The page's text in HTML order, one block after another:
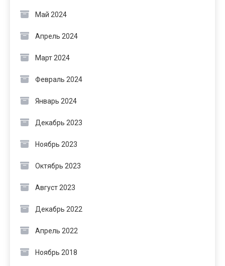
Май 2024
Апрель 2024
Март 2024
Февраль 2024
Январь 2024
Декабрь 2023
Ноябрь 2023
Октябрь 2023
Август 2023
Декабрь 2022
Апрель 2022
Ноябрь 2018